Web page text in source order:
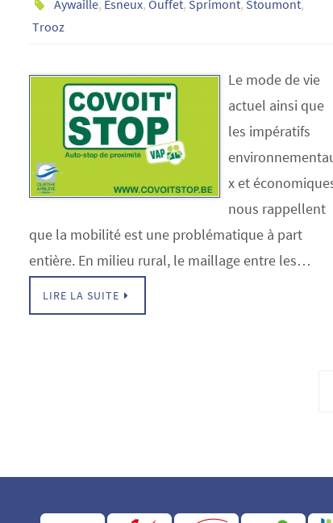
Aywaille, Esneux, Ouffet, Sprimont, Stoumont,
Trooz
Le mode de vie
actuel ainsi que
les impératifs
x et
nous rappellent
que la mobilité est une problématique à part
entière. En milieu rural, le maillage entre les…
LIRE LA SUITE